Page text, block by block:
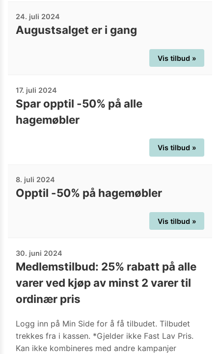
24. juli 2024
Augustsalget er i gang
Vis tilbud »
17. juli 2024
Spar opptil -50% på alle
hagemøbler
Vis tilbud »
8. juli 2024
Opptil -50% på hagemøbler
Vis tilbud »
30. juni 2024
Medlemstilbud: 25% rabatt på alle
varer ved kjøp av minst 2 varer til
ordinær pris
Logg inn på Min Side for å få tilbudet. Tilbudet
trekkes fra i kassen. *Gjelder ikke Fast Lav Pris.
Kan ikke kombineres med andre kampanjer